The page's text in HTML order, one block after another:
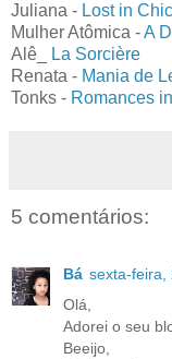
Juliana - Lost in
MulherAtômica -A
Alê
La Sorcière
Renata - Mania de
Tonks - Romances in
5 comentários:
Bá sexta-feira,
Olá,
Adorei o seu
Beeijo,